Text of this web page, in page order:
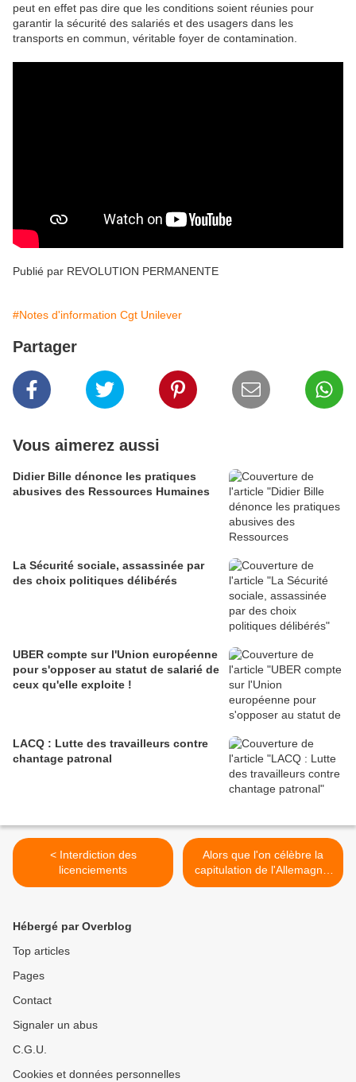
peut en effet pas dire que les conditions soient réunies pour
garantir la sécurité des salariés et des usagers dans les
transports en commun, véritable foyer de contamination.
Publié par REVOLUTION PERMANENTE
#Notes d'information Cgt Unilever
Partager
Vous aimerez aussi
Didier Bille dénonce les pratiques
abusives des Ressources Humaines
La Sécurité sociale, assassinée par
des choix politiques délibérés
UBER compte sur l'Union européenne
pour s'opposer au statut de salarié de
ceux qu'elle exploite !
LACQ : Lutte des travailleurs contre
chantage patronal
< Interdiction des
licenciements
Alors que l'on célèbre la
capitulation de l'Allemagne,
il y a 80 ans, il est bon de
Hébergé par Overblog
Top articles
Pages
Contact
Signaler un abus
C.G.U.
Cookies et données personnelles